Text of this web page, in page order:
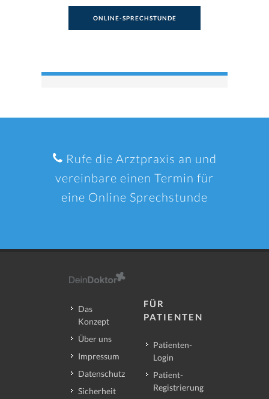
ONLINE-SPRECHSTUNDE
Rufe die Arztpraxis an und
vereinbare einen Termin für
eine Online Sprechstunde
Das
Konzept
Über uns
Impressum
Datenschutz
Sicherheit
FÜR
PATIENTEN
Patienten-
Login
Patient-
Registrierung